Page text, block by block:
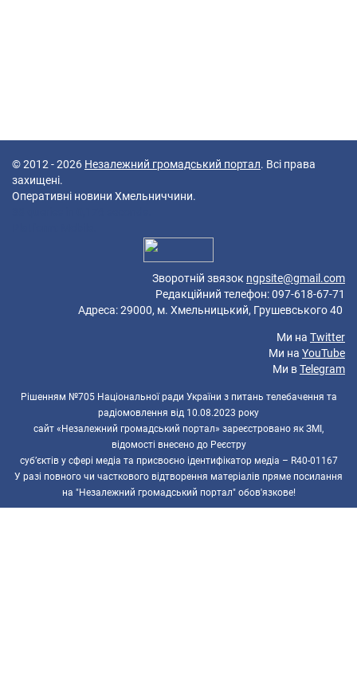
© 2012 - 2026 Незалежний громадський портал. Всі права
захищені.
Оперативні новини Хмельниччини.
Зворотній звязок ngpsite@gmail.com
Редакційний телефон: 097-618-67-71
Адреса: 29000, м. Хмельницький, Грушевського 40
Ми на Twitter
Ми на YouTube
Ми вTelegram
Рішенням №705 Національної ради України з питань телебачення та
радіомовлення від 10.08.2023 року
сайт «Незалежний громадський портал» зареєстровано як ЗМІ,
відомості внесено до Реєстру
суб’єктів у сфері медіа та присвоєно ідентифікатор медіа – R40-01167
У разі повного чи часткового відтворення матеріалів пряме посилання
на "Незалежний громадський портал" обов'язкове!